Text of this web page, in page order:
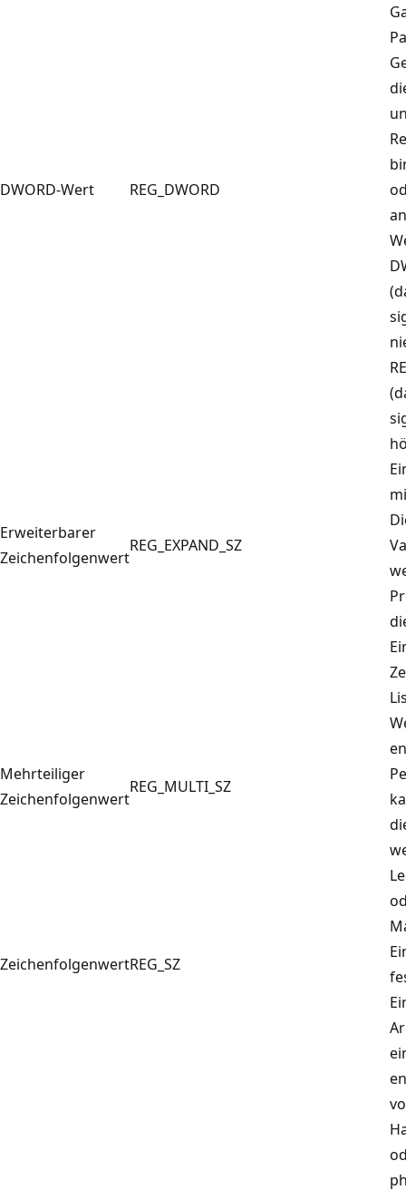
DWORD-Wert REG_DWORD
Erweiterbarer
Zeichenfolgenwert
REG_EXPAND_SZ
Mehrteiliger
Zeichenfolgenwert
REG_MULTI_SZ
ZeichenfolgenwertREG_SZ